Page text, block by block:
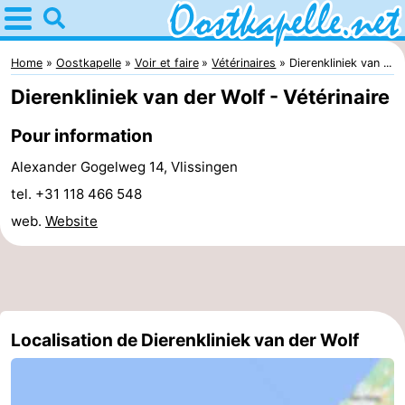
Home
Oostkapelle
Astuces
Avec
enfants
Oranjezon
Passer
De
Campings
Home Oostkapelle Voir et faire Vétérinaires Dierenkliniek van ...
Dierenkliniek van der Wolf - Vétérinaire
Pour information
Alexander Gogelweg 14, Vlissingen
tel. +31 118 466 548
web. Website
Localisation de Dierenkliniek van der Wolf